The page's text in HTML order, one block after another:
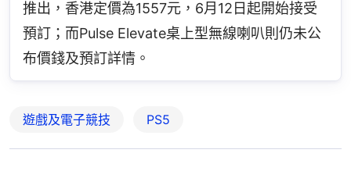
推出，香港定價為1557元，6月12日起開始接受
預訂；而Pulse Elevate桌上型無線喇叭則仍未公
布價錢及預訂詳情。
遊戲及電子競技 PS5